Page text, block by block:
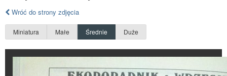
Wróć do strony zdjęcia
Miniatura Małe Średnie Duże